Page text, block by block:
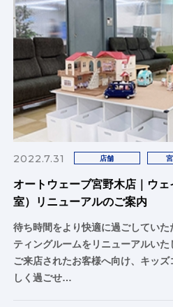
2022.7.31 店舗
オートウェーブ宮野木店｜ウ
室）リニューアルのご案内
待ち時間をより快適に過ごしてい
ティングルームをリニューアルい
ご来店されたお客様へ向け、キッ
しく過ごせ…